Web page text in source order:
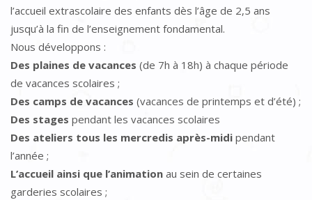
l’accueil extrascolaire des enfants dès l’âge de 2,5 ans
jusqu’à la fin de l’enseignement fondamental.
Nous développons :
Des plaines de vacances (de 7h à 18h) à chaque période
de vacances scolaires ;
Des camps de vacances (vacances de printemps et d’été) ;
Des stages pendant les vacances scolaires
Des ateliers tous les mercredis après-midi pendant
l’année ;
L’accueil ainsi que l’animation au sein de certaines
garderies scolaires ;